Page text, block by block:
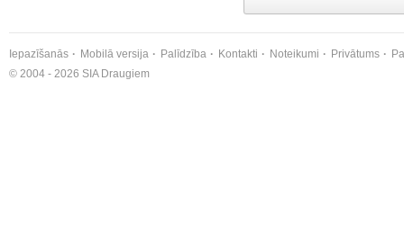
Iepazīšanās Mobilā versija Palīdzība Kontakti Noteikumi Privātums
© 2004 - 2026 SIA Draugiem